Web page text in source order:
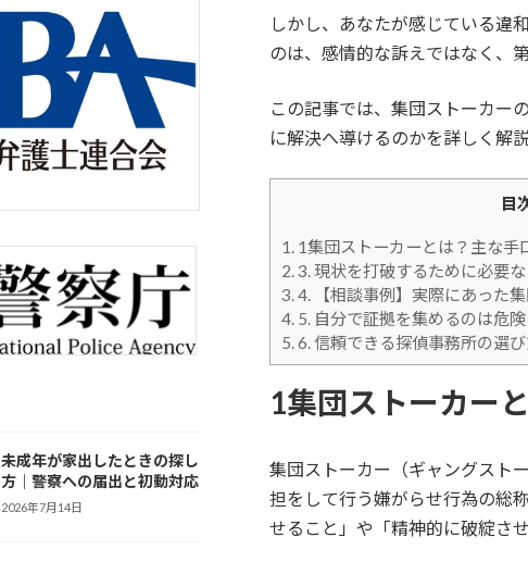
しかし、あなたが感じている違
のは、感情的な訴えではなく、
この記事では、集団ストーカー
に解決へ導けるのかを詳しく解説
目
1.1集団ストーカーとは？主な手
2.3. 現状を打破するために必要
3.4. 【相談事例】実際にあった
4.5. 自分で証拠を集めるのは危
5.6. 信頼できる探偵事務所の選
1集団ストーカー
集団ストーカー（ギャングスト
担をして行う嫌がらせ行為の総
せること」や「精神的に破綻さ
未成年が家出したときの探し
方｜警察への届出と初動対応
2026年7月14日